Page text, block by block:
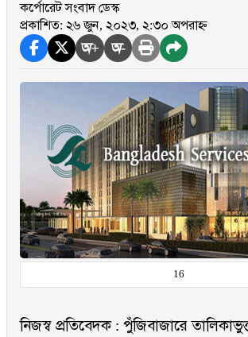
কর্পোরেট সংবাদ ডেস্ক
প্রকাশিত: ২৬ জুন, ২০২৩, ২:৩০ অপরাহ্ন
অ+ অ-
16
নিজস্ব প্রতিবেদক : পুঁজিবাজারে